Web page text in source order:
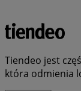
Tiendeo jest
która odmienia